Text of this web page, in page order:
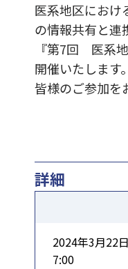
医系地区におけ
の情報共有と連
『第7回 医系
開催いたします。
皆様のご参加を
詳細
2024年3月22
7:00